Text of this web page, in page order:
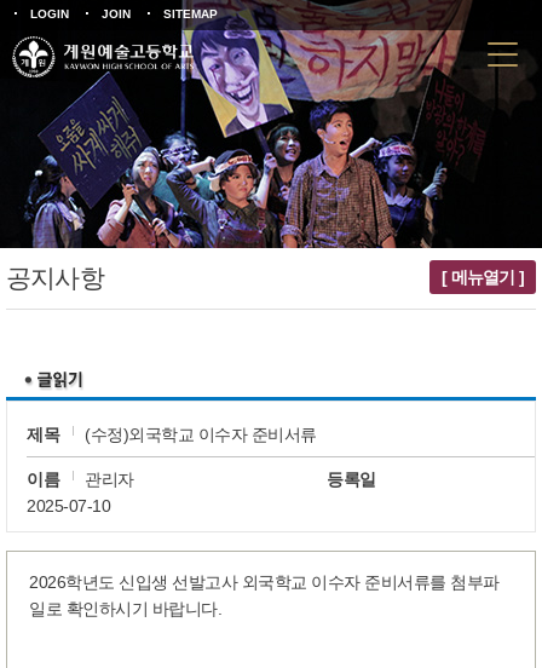
LOGIN JOIN SITEMAP
공지사항 [ 메뉴열기 ]
제목 (수정)외국학교 이수자 준비서류
이름 관리자
등록일
2025-07-10
2026학년도 신입생 선발고사 외국학교 이수자 준비서류를 첨부파
일로 확인하시기 바랍니다.